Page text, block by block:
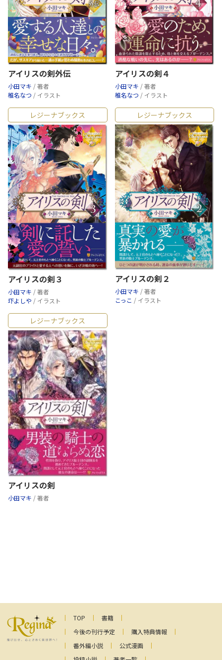
アイリスの剣外伝
小田マキ / 著者
椎名なつ / イラスト
アイリスの剣４
小田マキ / 著者
椎名なつ / イラスト
レジーナブックス
アイリスの剣３
小田マキ / 著者
圷よしや / イラスト
レジーナブックス
アイリスの剣２
小田マキ / 著者
こっこ / イラスト
レジーナブックス
アイリスの剣
小田マキ / 著者
TOP
書籍
今後の刊行予定
購入特典情報
番外編小説
公式漫画